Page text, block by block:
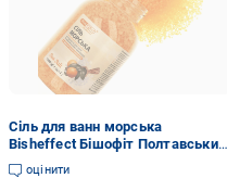
Сіль для ванн морська
Bisheffect Бішофіт Полтавський
з апельсином 1300 г (29867372)
оцінити